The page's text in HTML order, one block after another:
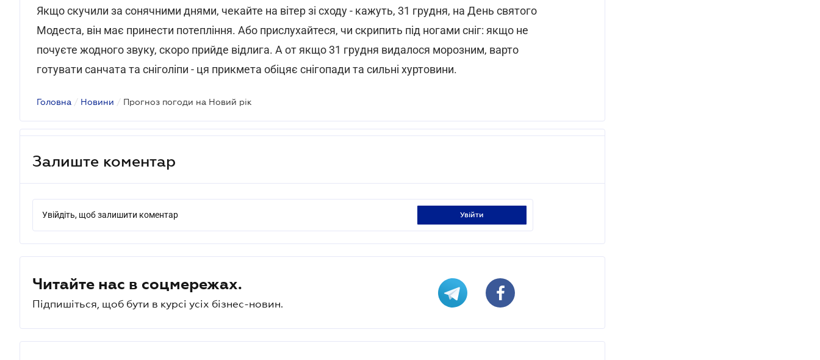
Якщо скучили за сонячними днями, чекайте на вітер зі сходу - кажуть, 31 грудня, на День святого
Модеста, він має принести потепління. Або прислухайтеся, чи скрипить під ногами сніг: якщо не
почуєте жодного звуку, скоро прийде відлига. А от якщо 31 грудня видалося морозним, варто
готувати санчата та сніголіпи - ця прикмета обіцяє снігопади та сильні хуртовини.
Головна / Новини / Прогноз погоди на Новий рік
Залиште коментар
Увійдіть, щоб залишити коментар увійти
Читайте нас в соцмережах.
Підпишіться, щоб бути в курсі усіх бізнес-новин.